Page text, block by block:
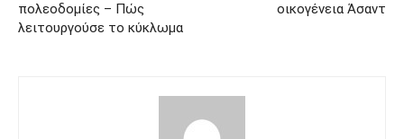
πολεοδομίες – Πώς
λειτουργούσε το κύκλωμα
οικογένεια Άσαντ